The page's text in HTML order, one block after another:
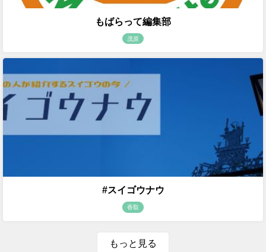
もばらって編集部
茂原
#スイゴウナウ
香取
もっと見る